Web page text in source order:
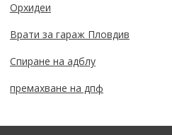
Орхидеи
Врати за гараж Пловдив
Спиране на адблу
премахване на дпф